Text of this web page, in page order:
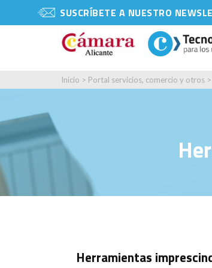
SUSCRÍBETE A NUESTRO
Inicio > Portal servicios, comercio y otros
Herramientas